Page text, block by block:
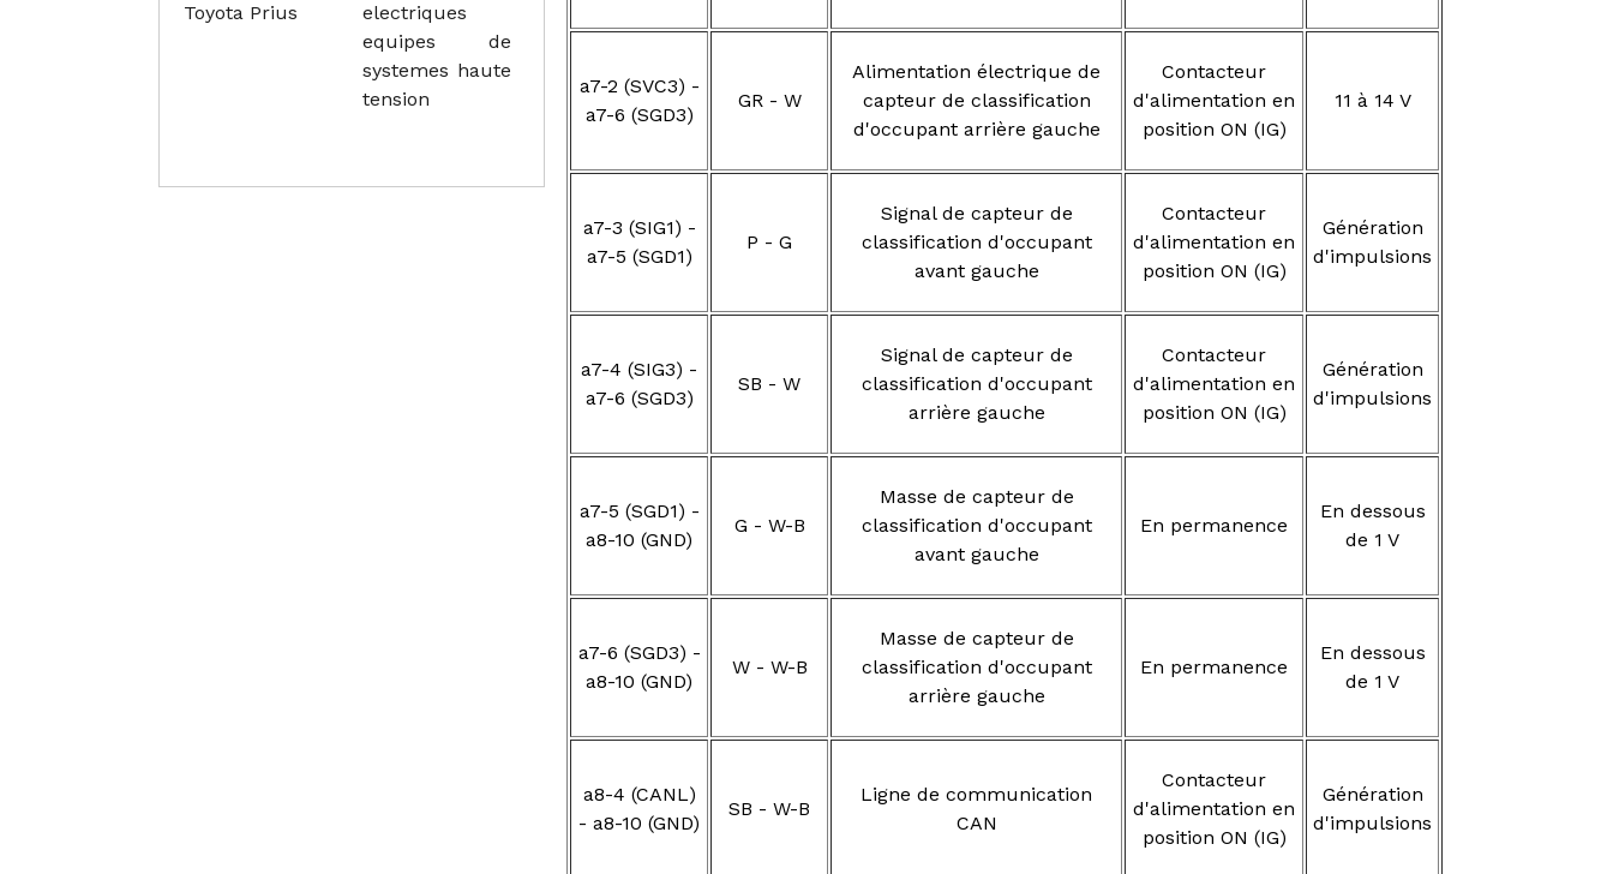
a7-2 (SVC3) -
a7-6 (SGD3)
GR - W
Alimentation électrique de
capteur de classification
d'occupant arrière gauche
Contacteur
d'alimentation en
position ON (IG)
11 à 14 V
a7-3 (SIG1) -
a7-5 (SGD1)
P - G
Signal de capteur de
classification d'occupant
avant gauche
Contacteur
d'alimentation en
position ON (IG)
Génération
d'impulsions
a7-4 (SIG3) -
a7-6 (SGD3)
SB - W
Signal de capteur de
classification d'occupant
arrière gauche
Contacteur
d'alimentation en
position ON (IG)
Génération
d'impulsions
a7-5 (SGD1) -
a8-10 (GND)
G - W-B
Masse de capteur de
classification d'occupant
avant gauche
En permanence
En dessous
de 1 V
a7-6 (SGD3) -
a8-10 (GND)
W - W-B
Masse de capteur de
classification d'occupant
arrière gauche
En permanence
En dessous
de 1 V
a8-4 (CANL)
- a8-10 (GND)
SB - W-B
Ligne de communication
CAN
Contacteur
d'alimentation en
position ON (IG)
Génération
d'impulsions
Toyota Prius
electriques
equipes de
systemes haute
tension